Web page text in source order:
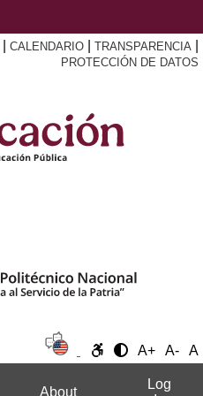
CALENDARIO TRANSPARENCIA
PROTECCIÓN DE DATOS
A+ A- A
About
Log